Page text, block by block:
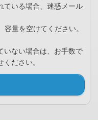
ている場合、迷惑メール
量を空けてください。
いない場合は、お手数で
ください。